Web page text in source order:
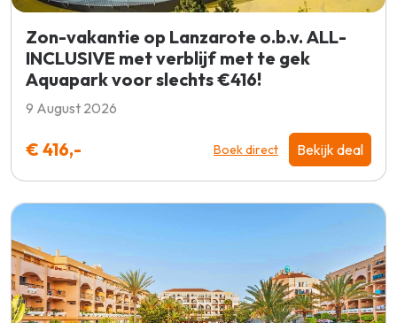
Zon-vakantie op Lanzarote o.b.v. ALL-
INCLUSIVE met verblijf met te gek
Aquapark voor slechts €416!
9 August 2026
€ 416,- Boek direct Bekijk deal